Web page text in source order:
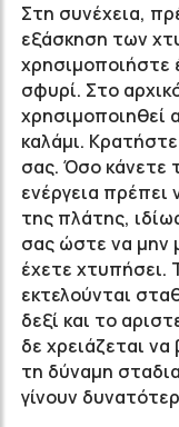
Στη συνέχεια,
εξάσκηση των
χρησιμοποιήστε
σφυρί. Στο
χρησιμοποιηθεί
καλάμι.
σας. Όσο κάνετε
ενέργεια
της πλάτης,
σας ώστε να μην
έχετε χτυπήσει.
εκτελούνται
δεξί και το
δε χρειάζεται
τη δύναμη
γίνουν